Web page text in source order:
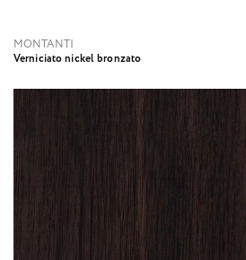
MONTANTI
Verniciato nickel bronzato